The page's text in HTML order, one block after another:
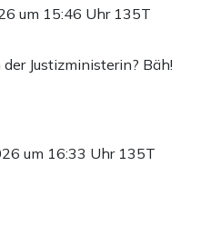
um 15:46 Uhr 135T
Justizministerin? Bäh!
um 16:33 Uhr 135T